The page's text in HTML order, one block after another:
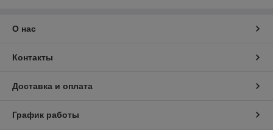
О нас
Контакты
Доставка и оплата
График работы